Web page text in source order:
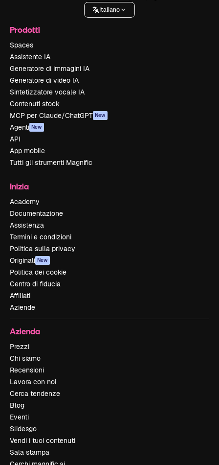
Italiano
Prodotti
Spaces
Assistente IA
Generatore di immagini IA
Generatore di video IA
Sintetizzatore vocale IA
Contenuti stock
MCP per Claude/ChatGPT New
Agenti New
API
App mobile
Tutti gli strumenti Magnific
Inizia
Academy
Documentazione
Assistenza
Termini e condizioni
Politica sulla privacy
Originali New
Politica dei cookie
Centro di fiducia
Affiliati
Aziende
Azienda
Prezzi
Chi siamo
Recensioni
Lavora con noi
Cerca tendenze
Blog
Eventi
Slidesgo
Vendi i tuoi contenuti
Sala stampa